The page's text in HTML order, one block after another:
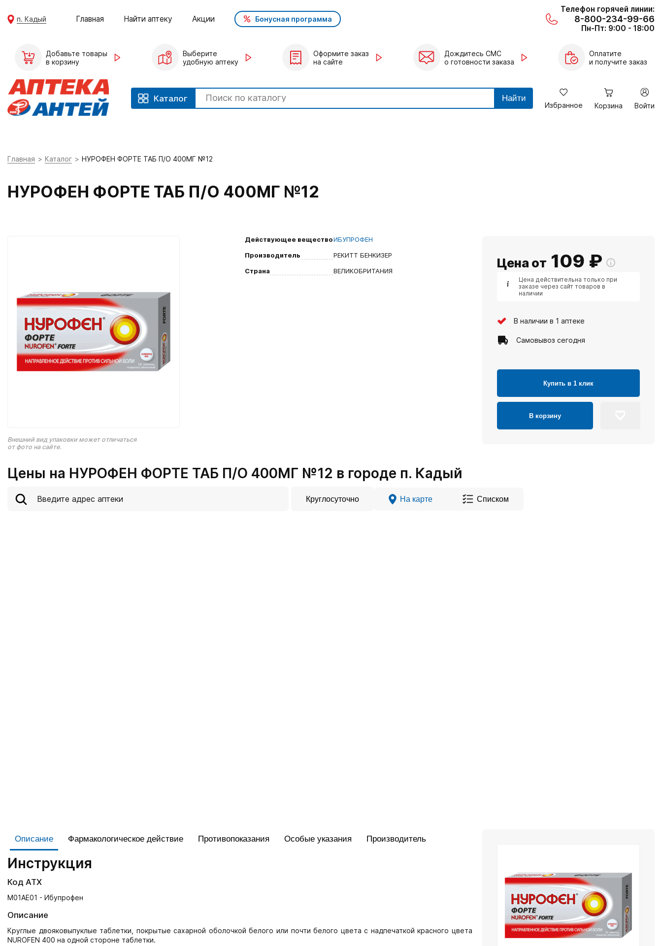
п. Кадый Главная Найти аптеку Акции Бонусная программа
Телефон горячей линии:
8-800-234-99-66
Пн-Пт: 9:00 - 18:00
Добавьте товары
в корзину
Выберите
удобную аптеку
Оформите заказ
на сайте
Дождитесь СМС
о готовности заказа
Оплатите
и получите заказ
Каталог Найти
Избранное Корзина Войти
Главная Каталог НУРОФЕН ФОРТЕ ТАБ П/О 400МГ №12
НУРОФЕН ФОРТЕ ТАБ П/О 400МГ №12
Внешний вид упаковки может отличаться
от фото на сайте.
Действующее веществоИБУПРОФЕН
Производитель
РЕКИТТ БЕНКИЗЕР
Страна
ВЕЛИКОБРИТАНИЯ
Цена от 109 ₽
Цена действительна только при
заказе через сайт товаров в
наличии
В наличии в 1 аптеке
Самовывоз сегодня
Купить в 1 клик
В корзину
Цены на НУРОФЕН ФОРТЕ ТАБ П/О 400МГ №12 в городе п. Кадый
Круглосуточно На карте Списком
Описание Фармакологическое действие Противопоказания Особые указания Производитель
Инструкция
Код АТХ
M01AE01 - Ибупрофен
Описание
Круглые двояковыпуклые таблетки, покрытые сахарной оболочкой белого или почти белого цвета с надпечаткой красного цвета
NUROFEN 400 на одной стороне таблетки.